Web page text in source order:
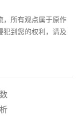
，所有观点属于原作
犯到您的权利，请及